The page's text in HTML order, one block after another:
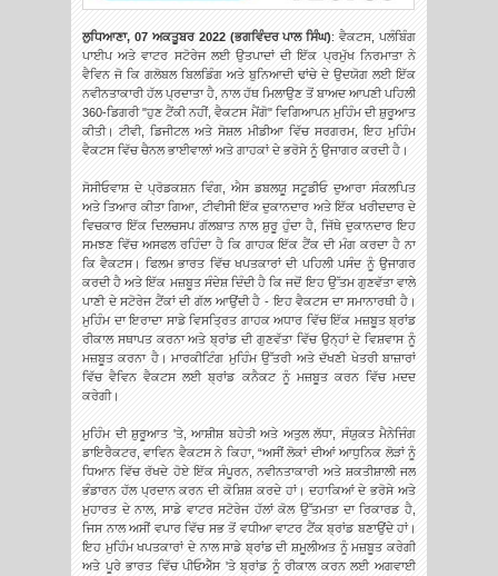
ਲੁਧਿਆਣਾ, 07 ਅਕਤੂਬਰ 2022 (ਭਗਵਿੰਦਰ ਪਾਲ ਸਿੰਘ): ਵੈਕਟਸ, ਪਲੰਬਿੰਗ
ਪਾਈਪ ਅਤੇ ਵਾਟਰ ਸਟੋਰੇਜ ਲਈ ਉਤਪਾਦਾਂ ਦੀ ਇੱਕ ਪ੍ਰਮੁੱਖ ਨਿਰਮਾਤਾ ਨੇ
ਵੈਵਿਨ ਜੋ ਕਿ ਗਲੋਬਲ ਬਿਲਡਿੰਗ ਅਤੇ ਬੁਨਿਆਦੀ ਢਾਂਚੇ ਦੇ ਉਦਯੋਗ ਲਈ ਇੱਕ
ਨਵੀਨਤਾਕਾਰੀਹੱਲ ਪ੍ਰਦਾਤਾ ਹੈ, ਨਾਲ ਹੱਥ ਮਿਲਾਉਣ ਤੋਂ ਬਾਅਦ ਆਪਣੀ ਪਹਿਲੀ
360-ਡਿਗਰੀ "ਹੁਣ ਟੈਂਕੀ ਨਹੀਂ, ਵੈਕਟਸ ਮੈਂਗੋ" ਵਿਗਿਆਪਨ ਮੁਹਿੰਮ ਦੀ ਸ਼ੁਰੂਆਤ
ਕੀਤੀ। ਟੀਵੀ, ਡਿਜੀਟਲ ਅਤੇ ਸੋਸ਼ਲ ਮੀਡੀਆ ਵਿੱਚ ਸਰਗਰਮ, ਇਹ ਮੁਹਿੰਮ
ਵੈਕਟਸ ਵਿੱਚ ਚੈਨਲ ਭਾਈਵਾਲਾਂ ਅਤੇ ਗਾਹਕਾਂ ਦੇ ਭਰੋਸੇ ਨੂੰ ਉਜਾਗਰ ਕਰਦੀ ਹੈ।
ਸੋਸੀਓਵਾਸ਼ ਦੇ ਪ੍ਰੋਡਕਸ਼ਨ ਵਿੰਗ, ਐਸ ਡਬਲਯੂ ਸਟੂਡੀਓ ਦੁਆਰਾ ਸੰਕਲਪਿਤ
ਅਤੇ ਤਿਆਰ ਕੀਤਾ ਗਿਆ, ਟੀਵੀਸੀ ਇੱਕ ਦੁਕਾਨਦਾਰ ਅਤੇ ਇੱਕ ਖਰੀਦਦਾਰ ਦੇ
ਵਿਚਕਾਰ ਇੱਕ ਦਿਲਚਸਪ ਗੱਲਬਾਤ ਨਾਲ ਸ਼ੁਰੂ ਹੁੰਦਾ ਹੈ, ਜਿੱਥੇ ਦੁਕਾਨਦਾਰ ਇਹ
ਸਮਝਣ ਵਿੱਚ ਅਸਫਲ ਰਹਿੰਦਾ ਹੈ ਕਿ ਗਾਹਕ ਇੱਕ ਟੈਂਕ ਦੀ ਮੰਗ ਕਰਦਾ ਹੈ ਨਾ
ਕਿ ਵੈਕਟਸ। ਫਿਲਮ ਭਾਰਤ ਵਿੱਚ ਖਪਤਕਾਰਾਂ ਦੀ ਪਹਿਲੀ ਪਸੰਦ ਨੂੰ ਉਜਾਗਰ
ਕਰਦੀ ਹੈ ਅਤੇ ਇੱਕ ਮਜ਼ਬੂਤ ​​ਸੰਦੇਸ਼ ਦਿੰਦੀ ਹੈ ਕਿ ਜਦੋਂ ਇਹ ਉੱਤਮ ਗੁਣਵੱਤਾ ਵਾਲੇ
ਪਾਣੀ ਦੇ ਸਟੋਰੇਜ ਟੈਂਕਾਂ ਦੀ ਗੱਲ ਆਉਂਦੀ ਹੈ - ਇਹ ਵੈਕਟਸ ਦਾ ਸਮਾਨਾਰਥੀ ਹੈ।
ਮੁਹਿੰਮ ਦਾ ਇਰਾਦਾ ਸਾਡੇ ਵਿਸਤ੍ਰਿਤ ਗਾਹਕ ਅਧਾਰ ਵਿੱਚ ਇੱਕ ਮਜ਼ਬੂਤ ​​ਬ੍ਰਾਂਡ
ਰੀਕਾਲ ਸਥਾਪਤ ਕਰਨਾ ਅਤੇ ਬ੍ਰਾਂਡ ਦੀ ਗੁਣਵੱਤਾ ਵਿੱਚ ਉਨ੍ਹਾਂ ਦੇ ਵਿਸ਼ਵਾਸ ਨੂੰ
ਮਜ਼ਬੂਤ ​​ਕਰਨਾ ਹੈ। ਮਾਰਕੀਟਿੰਗ ਮੁਹਿੰਮ ਉੱਤਰੀ ਅਤੇ ਦੱਖਣੀ ਖੇਤਰੀ ਬਾਜ਼ਾਰਾਂ
ਵਿੱਚ ਵੈਵਿਨ ਵੈਕਟਸ ਲਈ ਬ੍ਰਾਂਡ ਕਨੈਕਟ ਨੂੰ ਮਜ਼ਬੂਤ ​​ਕਰਨ ਵਿੱਚ ਮਦਦ
ਕਰੇਗੀ।
ਮੁਹਿੰਮ ਦੀ ਸ਼ੁਰੂਆਤ 'ਤੇ, ਆਸ਼ੀਸ਼ ਬਹੇਤੀ ਅਤੇ ਅਤੁਲ ਲੱਧਾ, ਸੰਯੁਕਤ ਮੈਨੇਜਿੰਗ
ਡਾਇਰੈਕਟਰ, ਵਾਵਿਨ ਵੈਕਟਸ ਨੇ ਕਿਹਾ, “ਅਸੀਂ ਲੋਕਾਂ ਦੀਆਂ ਆਧੁਨਿਕ ਲੋੜਾਂ ਨੂੰ
ਧਿਆਨ ਵਿੱਚ ਰੱਖਦੇ ਹੋਏ ਇੱਕ ਸੰਪੂਰਨ, ਨਵੀਨਤਾਕਾਰੀ ਅਤੇ ਸ਼ਕਤੀਸ਼ਾਲੀ ਜਲ
ਭੰਡਾਰਨ ਹੱਲ ਪ੍ਰਦਾਨ ਕਰਨ ਦੀ ਕੋਸ਼ਿਸ਼ ਕਰਦੇ ਹਾਂ। ਦਹਾਕਿਆਂ ਦੇ ਭਰੋਸੇ ਅਤੇ
ਮੁਹਾਰਤ ਦੇ ਨਾਲ, ਸਾਡੇ ਵਾਟਰ ਸਟੋਰੇਜ ਹੱਲਾਂ ਕੋਲ ਉੱਤਮਤਾ ਦਾ ਰਿਕਾਰਡ ਹੈ,
ਜਿਸ ਨਾਲ ਅਸੀਂ ਵਪਾਰ ਵਿੱਚ ਸਭ ਤੋਂ ਵਧੀਆ ਵਾਟਰ ਟੈਂਕ ਬ੍ਰਾਂਡ ਬਣਾਉਂਦੇ ਹਾਂ।
ਇਹ ਮੁਹਿੰਮ ਖਪਤਕਾਰਾਂ ਦੇ ਨਾਲ ਸਾਡੇ ਬ੍ਰਾਂਡ ਦੀ ਸ਼ਮੂਲੀਅਤ ਨੂੰ ਮਜ਼ਬੂਤ ​​ਕਰੇਗੀ
ਅਤੇ ਪੂਰੇ ਭਾਰਤ ਵਿੱਚ ਪੀਓਐੱਸ 'ਤੇ ਬ੍ਰਾਂਡ ਨੂੰ ਰੀਕਾਲ ਕਰਨ ਲਈ ਅਗਵਾਈ